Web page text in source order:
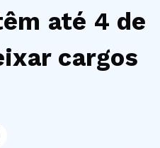
até 4 de
cargos